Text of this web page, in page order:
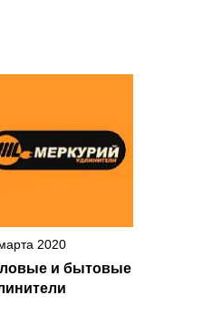
2020
и бытовые